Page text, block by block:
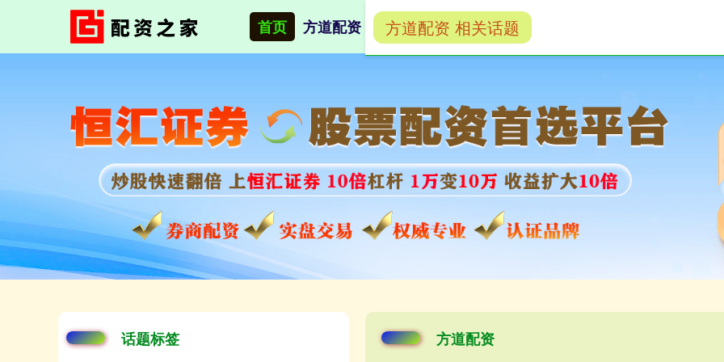
首页 方道配资 股票配资股票户网 低息配资公司
方道配资
方道配资 相关话题
话题标签